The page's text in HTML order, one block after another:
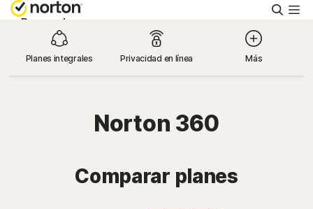
Personal
Pequeñas empresas
Planes integrales Privacidad en línea Más
Norton 360
Comparar planes